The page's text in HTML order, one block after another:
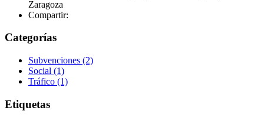
Zaragoza
Compartir:
Categorías
Subvenciones (2)
Social (1)
Tráfico (1)
Etiquetas